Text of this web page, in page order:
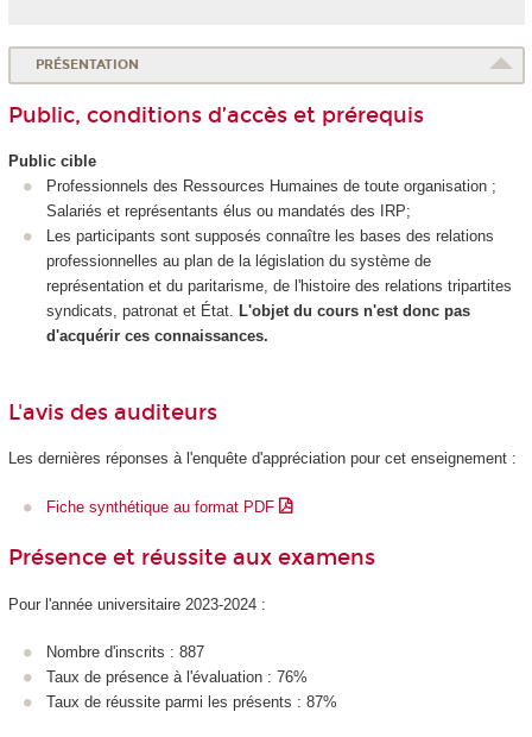
PRÉSENTATION
Public, conditions d’accès et prérequis
Public cible
Professionnels des Ressources Humaines de toute organisation ;
Salariés et représentants élus ou mandatés des IRP;
Les participants sont supposés connaître les bases des relations
professionnelles au plan de la législation du système de
représentation et du paritarisme, de l'histoire des relations tripartites
syndicats, patronat et État. L'objet du cours n'est donc pas
d'acquérir ces connaissances.
L'avis des auditeurs
Les dernières réponses à l'enquête d'appréciation pour cet enseignement :
Fiche synthétique au format PDF
Présence et réussite aux examens
Pour l'année universitaire 2023-2024 :
Nombre d'inscrits : 887
Taux de présence à l'évaluation : 76%
Taux de réussite parmi les présents : 87%